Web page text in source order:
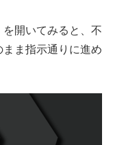
開いてみると、不
ま指示通りに進め